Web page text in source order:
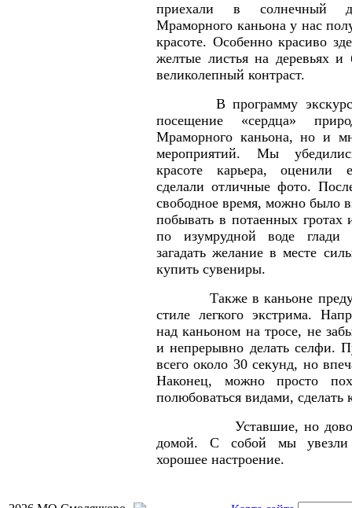
приехали в солнечный
Мраморного каньона у нас
красоте. Особенно красиво
желтые листья на деревьях и
великолепный контраст.
В программу экскурсии
посещение «сердца»
Мраморного каньона, но и
мероприятий. Мы
красоте карьера, оценили
сделали отличные фото.
свободное время, можно было
побывать в потаенных гротах
по изумрудной воде
загадать желание в месте
купить сувениры.
Также в каньоне
стиле легкого экстрима.
над каньоном на тросе, не
и непрерывно делать селфи.
всего около 30 секунд, но
Наконец, можно просто
полюбоваться видами,
Уставшие, но
домой. С собой мы увезли
хорошее настроение.